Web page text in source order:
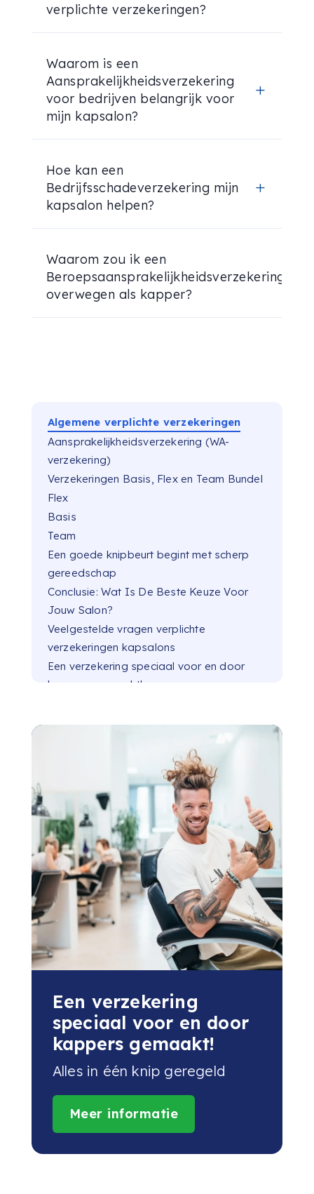
verplichte verzekeringen?
Waarom is een
Aansprakelijkheidsverzekering
voor bedrijven belangrijk voor
mijn kapsalon?
L
Hoe kan een
Bedrijfsschadeverzekering mijn
kapsalon helpen?
L
Waarom zou ik een
Beroepsaansprakelijkheidsverzekering
overwegen als kapper?
Algemene verplichte verzekeringen
Aansprakelijkheidsverzekering (WA-
verzekering)
Verzekeringen Basis, Flex en Team Bundel
Flex
Basis
Team
Een goede knipbeurt begint met scherp
gereedschap
Conclusie: Wat Is De Beste Keuze Voor
Jouw Salon?
Veelgestelde vragen verplichte
verzekeringen kapsalons
Een verzekering speciaal voor en door
kappers gemaakt!
Een verzekering
speciaal voor en door
kappers gemaakt!
Alles in één knip geregeld
Meer informatie